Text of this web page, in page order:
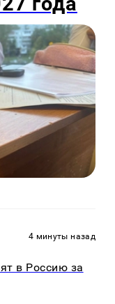
4 минуты назад
в Россию за